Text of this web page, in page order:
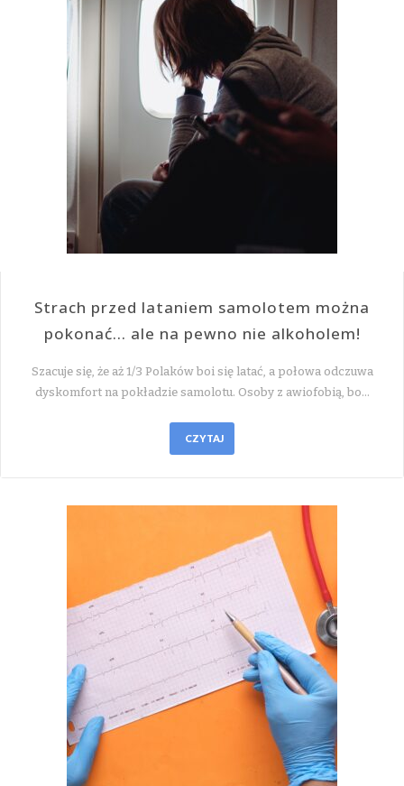
Strach przed lataniem samolotem można
pokonać… ale na pewno nie alkoholem!
Szacuje się, że aż 1/3 Polaków boi się latać, a połowa odczuwa
dyskomfort na pokładzie samolotu. Osoby z awiofobią, bo…
CZYTAJ